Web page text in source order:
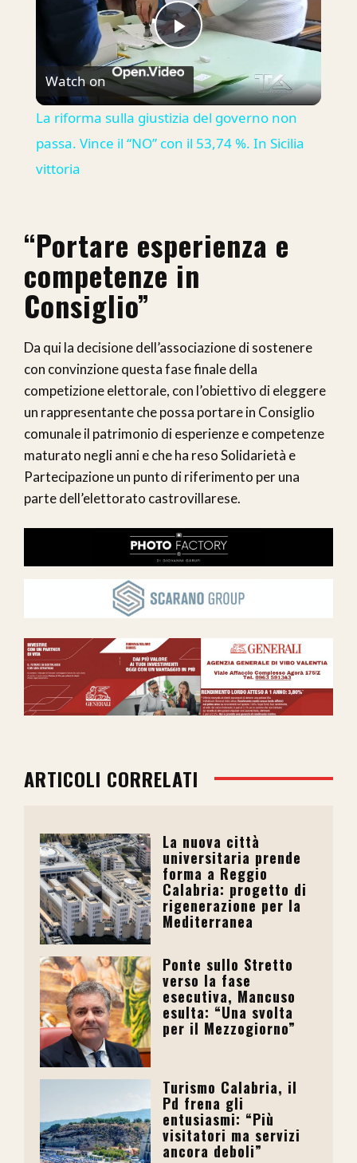
Play
Video
Watch on
La riforma sulla giustizia del governo non
passa. Vince il “NO” con il 53,74 %. In Sicilia
vittoria
“Portare esperienza e
competenze in
Consiglio”
Da qui la decisione dell’associazione di sostenere
con convinzione questa fase finale della
competizione elettorale, con l’obiettivo di eleggere
un rappresentante che possa portare in Consiglio
comunale il patrimonio di esperienze e competenze
maturato negli anni e che ha reso Solidarietà e
Partecipazione un punto di riferimento per una
parte dell’elettorato castrovillarese.
ARTICOLI CORRELATI
La nuova città
universitaria prende
forma a Reggio
Calabria: progetto di
rigenerazione per la
Mediterranea
Ponte sullo Stretto
verso la fase
esecutiva, Mancuso
esulta: “Una svolta
per il Mezzogiorno”
Turismo Calabria, il
Pd frena gli
entusiasmi: “Più
visitatori ma servizi
ancora deboli”